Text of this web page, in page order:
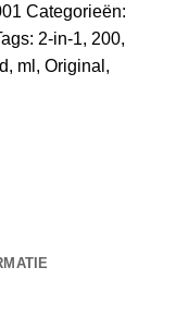
Categorieën:
2-in-1, 200,
, ml , Original ,